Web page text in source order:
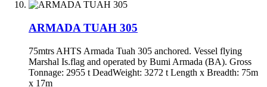
ARMADA TUAH 305
75mtrs AHTS Armada Tuah 305 anchored. Vessel flying
Marshal Is.flag and operated by Bumi Armada (BA). Gross
Tonnage: 2955 t DeadWeight: 3272 t Length x Breadth: 75m
x 17m